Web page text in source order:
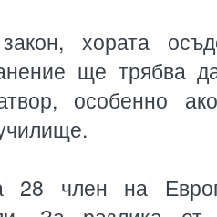
хората
ще трябва
особенно
28 член на